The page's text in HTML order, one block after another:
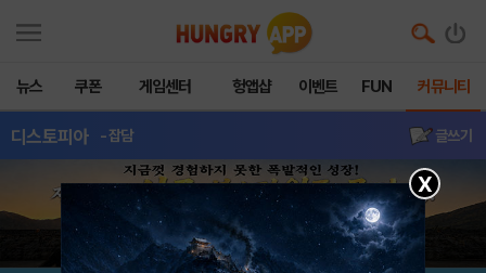
뉴스 쿠폰 게임센터 헝앱샵 이벤트 FUN 커뮤니티
디스토피아 - 잡담 글쓰기
X